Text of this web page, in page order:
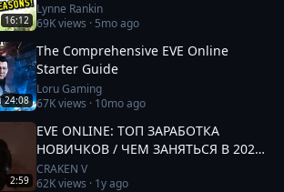
16:12
Lynne Rankin
69Kviews · 5mo ago
24:08
The Comprehensive EVE Online
Starter Guide
Loru Gaming
67Kviews · 10mo ago
2:59
EVE ONLINE: ТОП ЗАРАБОТКА
НОВИЧКОВ / ЧЕМ ЗАНЯТЬСЯ В 2025
#eveonline
CRAKEN V
62Kviews · 1y ago